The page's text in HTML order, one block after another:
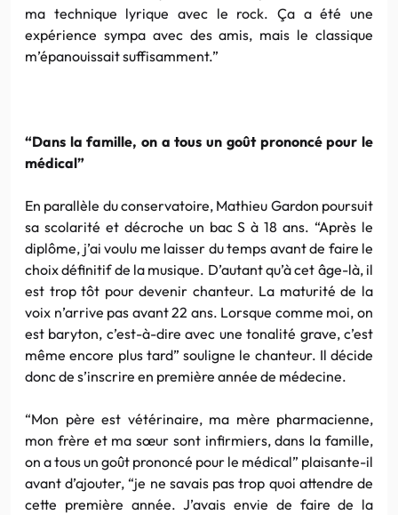
ma technique lyrique avec le rock. Ça a été une
expérience sympa avec des amis, mais le classique
m’épanouissait suffisamment.”
“Dans la famille, on a tous un goût prononcé pour le
médical”
En parallèle du conservatoire, Mathieu Gardon poursuit
sa scolarité et décroche un bac S à 18 ans. “Après le
diplôme, j’ai voulu me laisser du temps avant de faire le
choix définitif de la musique. D’autant qu’à cet âge-là, il
est trop tôt pour devenir chanteur. La maturité de la
voix n’arrive pas avant 22 ans. Lorsque comme moi, on
est baryton, c’est-à-dire avec une tonalité grave, c’est
même encore plus tard” souligne le chanteur. Il décide
donc de s’inscrire en première année de médecine.
“Mon père est vétérinaire, ma mère pharmacienne,
mon frère et ma sœur sont infirmiers, dans la famille,
on a tous un goût prononcé pour le médical” plaisante-il
avant d’ajouter, “je ne savais pas trop quoi attendre de
cette première année. J’avais envie de faire de la